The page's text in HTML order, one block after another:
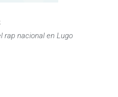
rap nacional en Lugo